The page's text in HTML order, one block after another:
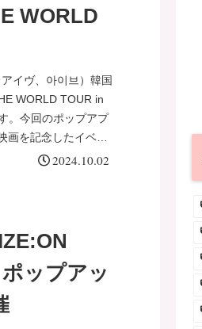
WORLD
イヴ、아이브）韓国
WORLD TOUR in
。今回のポップアプ
画を記念したイベン
2024.10.02
ップアッ